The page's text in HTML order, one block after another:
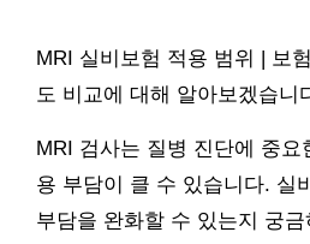
MRI 실비보험 적용 범위 | 보
도 비교에 대해 알아보겠습니
MRI 검사는 질병 진단에 중요
용 부담이 클 수 있습니다. 실
부담을 완화할 수 있는지 궁